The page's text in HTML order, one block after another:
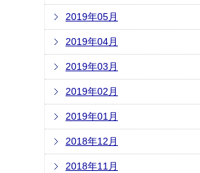
2019年05月
2019年04月
2019年03月
2019年02月
2019年01月
2018年12月
2018年11月